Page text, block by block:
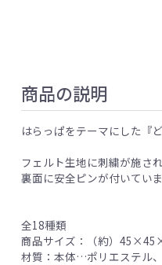
商品の説明
はらっぱをテーマにした『
フェルト生地に刺繍が施さ
裏面に安全ピンが付いていま
全18種類
商品サイズ：（約）
材質：本体…ポリエステル